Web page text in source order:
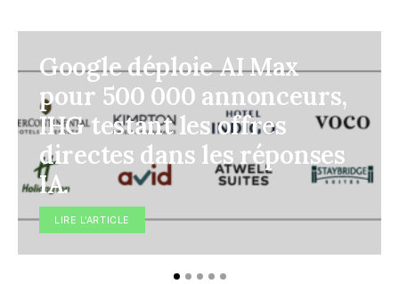
Google déploie AI Max
pour 500 000 annonceurs,
IHG testant les offres
directes dans les réponses
IA.
LIRE L'ARTICLE